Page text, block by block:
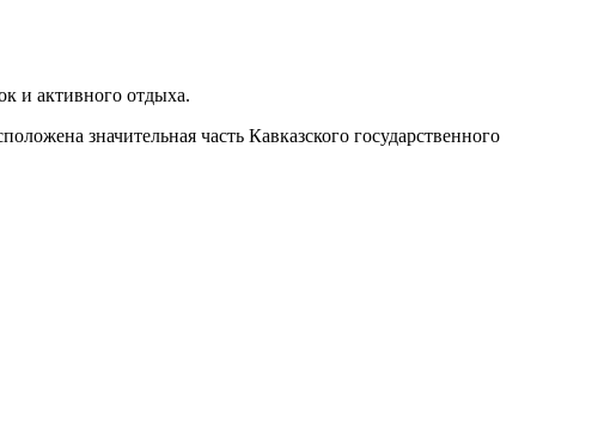
и активного отдыха.
значительная часть Кавказского государственного